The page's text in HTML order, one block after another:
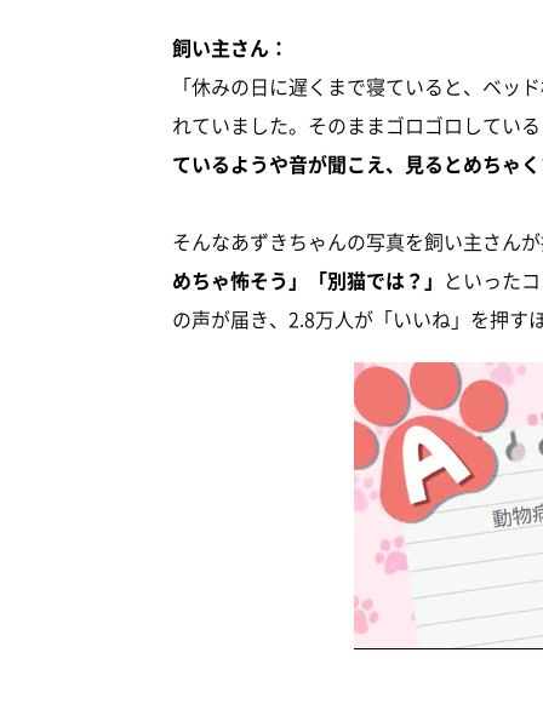
飼い主さん：
「休みの日に遅くまで寝ていると、ベッ
れていました。そのままゴロゴロしてい
ているようや音が聞こえ、見るとめちゃ
そんなあずきちゃんの写真を飼い主さん
めちゃ怖そう」「別猫では？」 といった
の声が届き、2.8万人が「いいね」を押